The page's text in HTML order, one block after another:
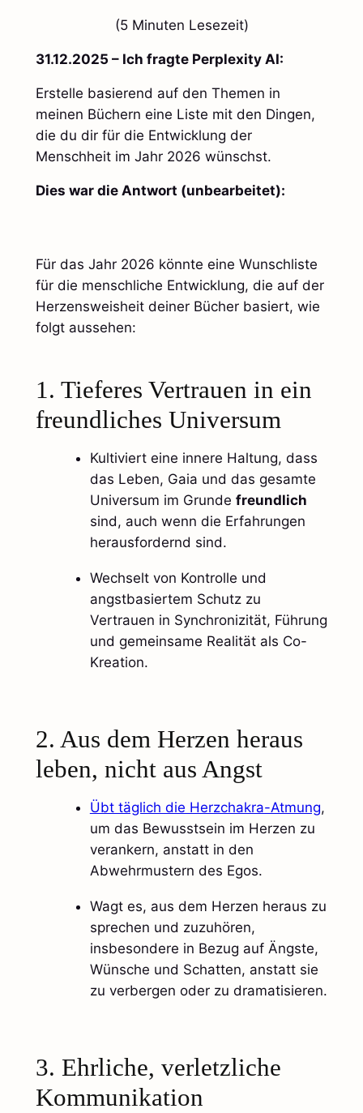
(5 Minuten Lesezeit)
31.12.2025 – Ich fragte Perplexity AI:
Erstelle basierend auf den Themen in
meinen Büchern eine Liste mit den Dingen,
die du dir für die Entwicklung der
Menschheit im Jahr 2026 wünschst.
Dies war die Antwort (unbearbeitet):
Für das Jahr 2026 könnte eine Wunschliste
für die menschliche Entwicklung, die auf der
Herzensweisheit deiner Bücher basiert, wie
folgt aussehen:
1. Tieferes Vertrauen in ein
freundliches Universum
Kultiviert eine innere Haltung, dass
das Leben, Gaia und das gesamte
Universum im Grunde freundlich
sind, auch wenn die Erfahrungen
herausfordernd sind.
Wechselt von Kontrolle und
angstbasiertem Schutz zu
Vertrauen in Synchronizität, Führung
und gemeinsame Realität als Co-
Kreation.
2. Aus dem Herzen heraus
leben, nicht aus Angst
Übt täglich die Herzchakra-Atmung,
um das Bewusstsein im Herzen zu
verankern, anstatt in den
Abwehrmustern des Egos.
Wagt es, aus dem Herzen heraus zu
sprechen und zuzuhören,
insbesondere in Bezug auf Ängste,
Wünsche und Schatten, anstatt sie
zu verbergen oder zu dramatisieren.
3. Ehrliche, verletzliche
Kommunikation